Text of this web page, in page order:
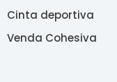
Cinta deportiva
Venda Cohesiva